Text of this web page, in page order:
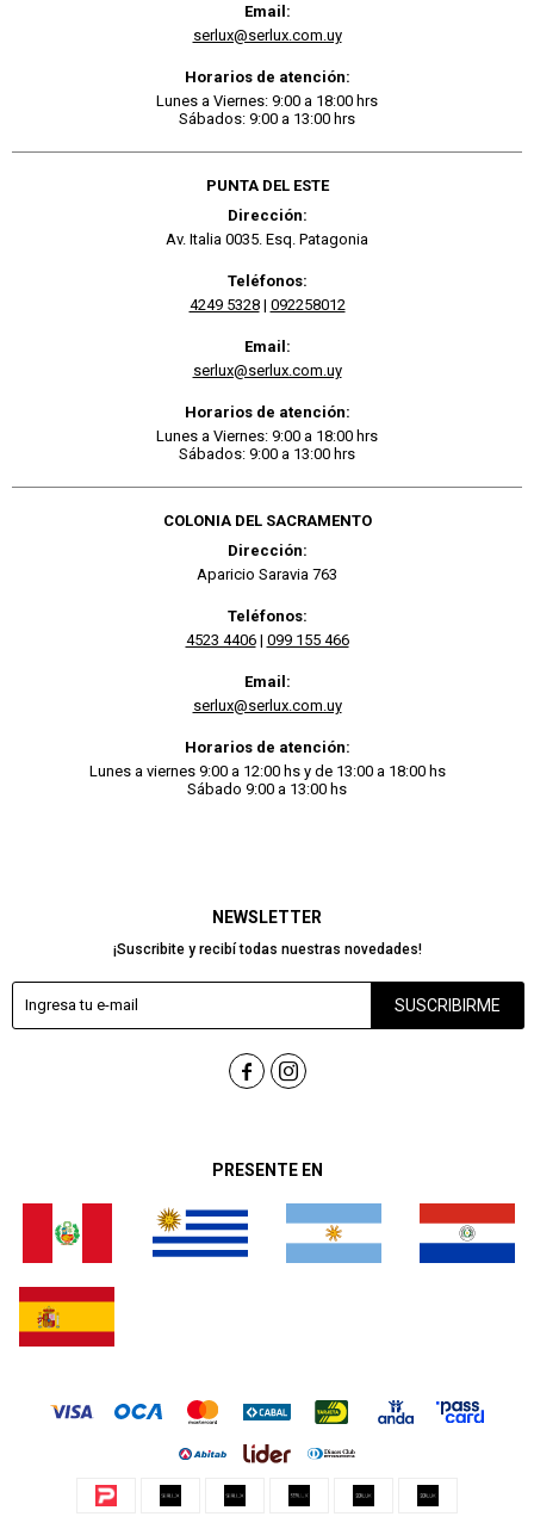
PRESENTE EN
NEWSLETTER
¡Suscribite y recibí todas nuestras novedades!
SUSCRIBIRME
 
Email:
serlux@serlux.com.uy
Horarios de atención:
Lunes a Viernes: 9:00 a 18:00 hrs
Sábados: 9:00 a 13:00 hrs
PUNTA DEL ESTE
Dirección:
Av. Italia 0035. Esq. Patagonia
Teléfonos:
4249 5328| 092258012
Email:
serlux@serlux.com.uy
Horarios de atención:
Lunes a Viernes: 9:00 a 18:00 hrs
Sábados: 9:00 a 13:00 hrs
COLONIA DEL SACRAMENTO
Dirección:
Aparicio Saravia 763
Teléfonos:
4523 4406| 099 155 466
Email:
serlux@serlux.com.uy
Horarios de atención:
Lunes a viernes 9:00 a 12:00 hs y de 13:00 a 18:00 hs
Sábado 9:00 a 13:00 hs